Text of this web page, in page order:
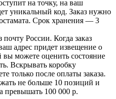
на точку, на ваш
уникальный код. Заказ нужно
Срок хранения — 3
почту России. Когда заказ
адрес придет извещение о
можете оценить состояние
Вскрывать коробку
только после оплаты заказа.
не больше 10 позиций и
превышать 100 000 р.